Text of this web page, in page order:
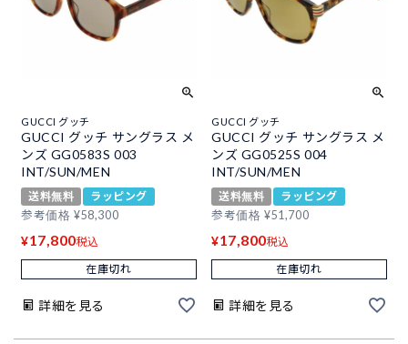
GUCCI グッチ
GUCCI グッチ サングラス メ
ンズ GG0583S 003
INT/SUN/MEN
送料無料
ラッピング
参考価格 ¥58,300
¥17,800税込
在庫切れ
詳細を見る
GUCCI グッチ
GUCCI グッチ サングラス メ
ンズ GG0525S 004
INT/SUN/MEN
送料無料
ラッピング
参考価格 ¥51,700
¥17,800税込
在庫切れ
詳細を見る